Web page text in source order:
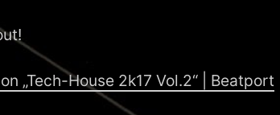
„Tech-House 2k17 Vol.2“ | Beatport